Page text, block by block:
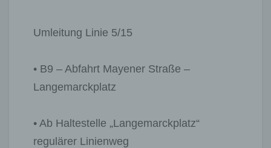
Umleitung Linie 5/15
• B9 – Abfahrt Mayener Straße –
Langemarckplatz
• Ab Haltestelle „Langemarckplatz“
regulärer Linienweg